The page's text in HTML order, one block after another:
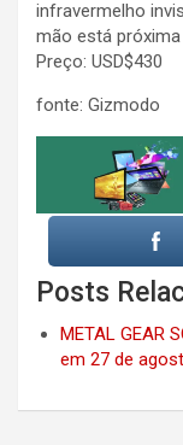
infravermelho
mão está
Preço: USD$430
fonte: Gizmodo
Posts
METAL GEAR
em 27 de